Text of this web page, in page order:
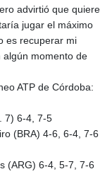
advirtió que quiere
jugar el máximo
es recuperar mi
momento de
ATP de Córdoba:
7) 6-4, 7-5
(BRA) 4-6, 6-4, 7-6
(ARG) 6-4, 5-7, 7-6